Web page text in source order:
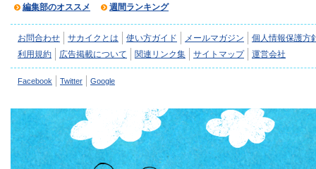
編集部のオススメ
週間ランキング
お問合わせ サカイクとは 使い方ガイド メールマガジン
個人情報保護方
利用規約
広告掲載について 関連リンク集 サイトマップ 運営会社
Facebook Twitter Google